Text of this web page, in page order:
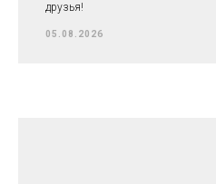
друзья!
05.08.2026